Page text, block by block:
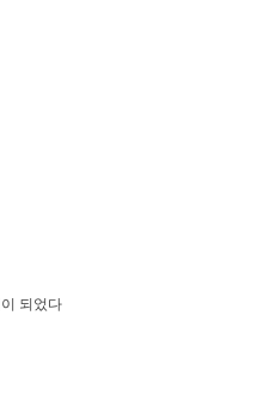
되었다